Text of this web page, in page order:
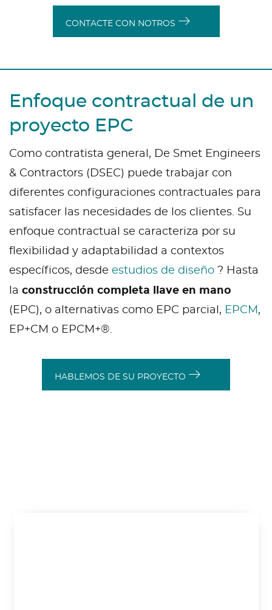
CONTACTE CON NOTROS
Enfoque contractual de un
proyecto EPC
Como contratista general, De Smet Engineers
& Contractors (DSEC) puede trabajar con
diferentes configuraciones contractuales para
satisfacer las necesidades de los clientes. Su
enfoque contractual se caracteriza por su
flexibilidad y adaptabilidad a contextos
específicos, desde estudios de diseño ? Hasta
la construcción completa llave en mano
(EPC), o alternativas como EPC parcial, EPCM ,
EP+CM o EPCM+®.
HABLEMOS DE SU PROYECTO